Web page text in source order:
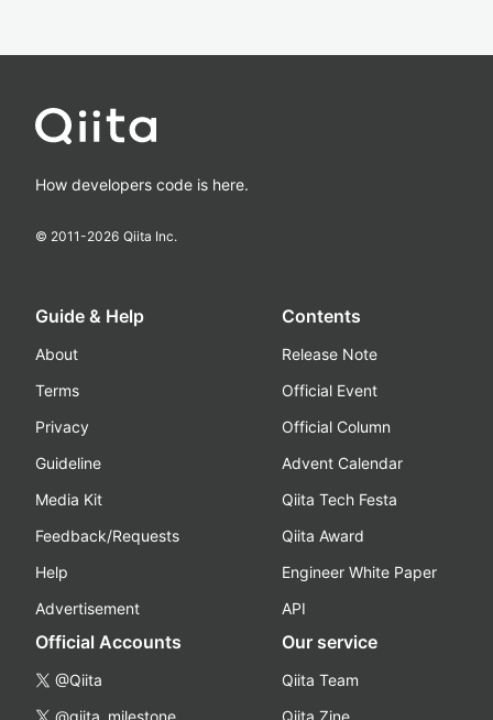
How developers code is here.
© 2011-2026 Qiita Inc.
Guide & Help
About
Terms
Privacy
Guideline
Media Kit
Feedback/Requests
Help
Advertisement
Contents
Release Note
Official Event
Official Column
Advent Calendar
Qiita Tech Festa
Qiita Award
Engineer White Paper
API
Official Accounts
@Qiita
Our service
Qiita Team